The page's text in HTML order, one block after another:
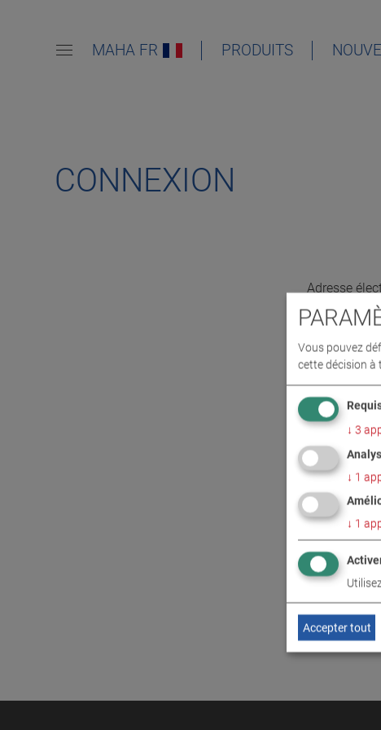
MAHA FR PRODUITS
CONNEXION
Adresse
Vous pouvez
cette décision à
↓ 3
↓ 1
↓ 1
Accepter tout